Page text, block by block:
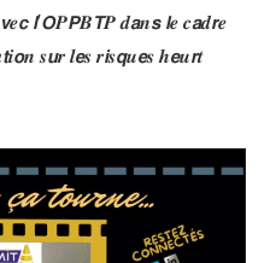
𝙡’𝙊𝑷𝙋𝑩𝙏𝑷 𝒅𝙖𝒏𝙨 𝙡𝒆 𝒄𝙖𝒅𝙧𝒆
𝒔𝙪𝒓 𝒍𝙚𝒔 𝒓𝙞𝒔𝙦𝒖𝙚𝒔 𝒉𝙚𝒖𝙧𝒕